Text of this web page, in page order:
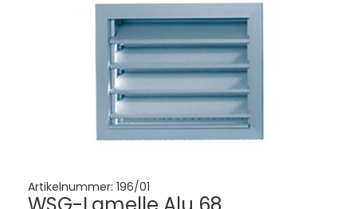
Artikelnummer: 196/01